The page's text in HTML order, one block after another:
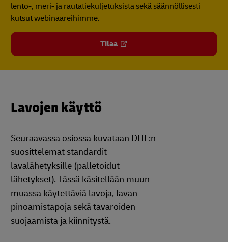
lento-, meri- ja rautatiekuljetuksista sekä säännöllisesti
kutsut webinaareihimme.
Tilaa
Lavojen käyttö
Seuraavassa osiossa kuvataan DHL:n
suosittelemat standardit
lavalähetyksille (palletoidut
lähetykset). Tässä käsitellään muun
muassa käytettäviä lavoja, lavan
pinoamistapoja sekä tavaroiden
suojaamista ja kiinnitystä.